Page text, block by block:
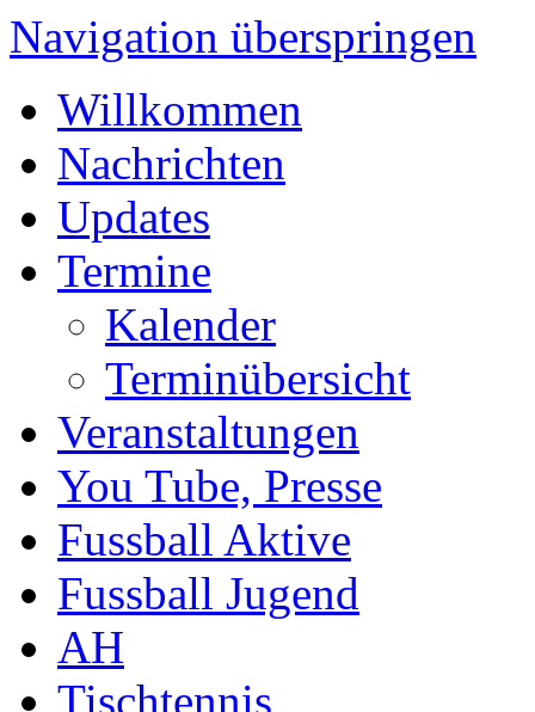
Navigation überspringen
Willkommen
Nachrichten
Updates
Termine
Kalender
Terminübersicht
Veranstaltungen
You Tube, Presse
Fussball Aktive
Fussball Jugend
AH
Tischtennis